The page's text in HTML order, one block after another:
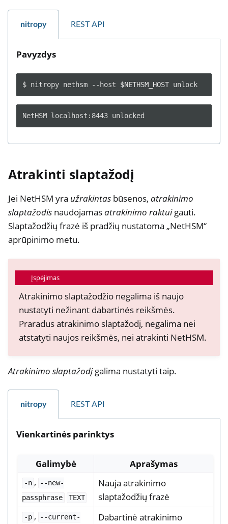
nitropy REST API
Pavyzdys
$ nitropy nethsm --host $NETHSM_HOST
Atrakinti slaptažodį
Jei NetHSM yra užrakintas būsenos, atrakinimo
slaptažodis naudojamasatrakinimo raktuigauti.
Slaptažodžių frazė iš pradžių nustatoma „NetHSM“
aprūpinimo metu.
Įspėjimas
Atrakinimo slaptažodžio negalima iš naujo
nustatyti nežinant dabartinės reikšmės.
Praradus atrakinimo slaptažodį, negalima nei
atstatyti naujos reikšmės, nei atrakinti NetHSM.
Atrakinimo slaptažodįgalima nustatyti taip.
nitropy REST API
Vienkartinės parinktys
Galimybė Aprašymas
-n ,
--new-
passphrase
TEXT
Nauja atrakinimo
slaptažodžių frazė
-p ,
--current-
Dabartinė atrakinimo